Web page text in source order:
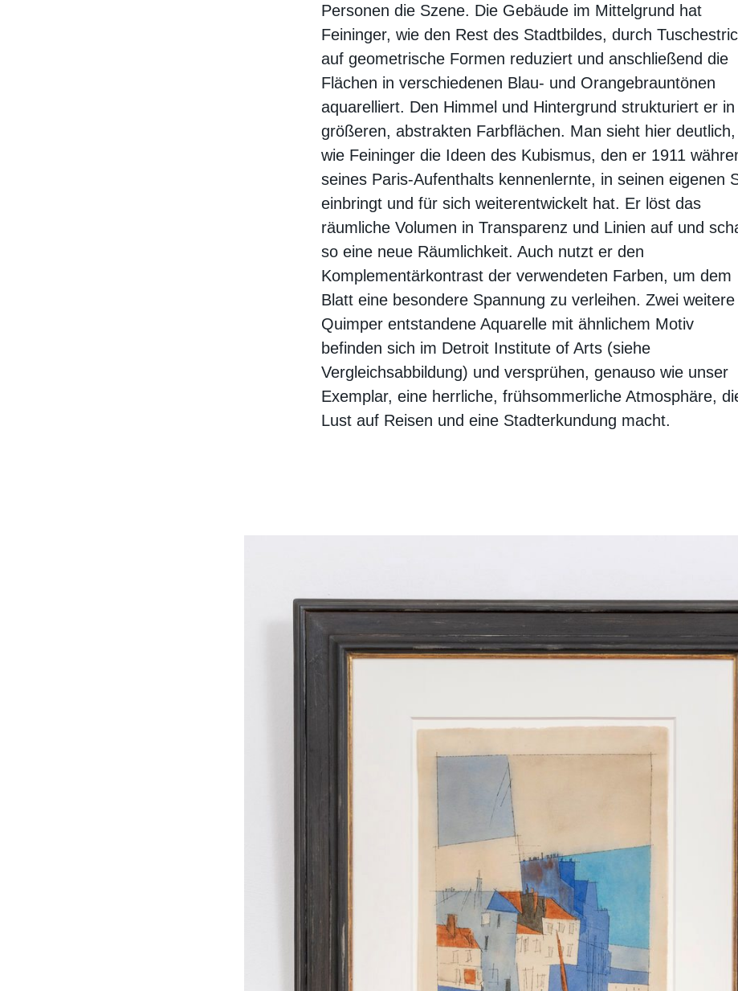
Personen die Szene. Die Gebäude im Mittelgrund hat
Feininger, wie den Rest des Stadtbildes, durch
auf geometrische Formen reduziert und anschließend die
Flächen in verschiedenen Blau- und Orangebrauntönen
aquarelliert. Den Himmel und Hintergrund strukturiert er in
größeren, abstrakten Farbflächen. Man sieht hier deutlich,
wie Feininger die Ideen des Kubismus, den er 1911
seines Paris-Aufenthalts kennenlernte, in seinen eigenen
einbringt und für sich weiterentwickelt hat. Er löst das
räumliche Volumen in Transparenz und Linien auf und
so eine neue Räumlichkeit. Auch nutzt er den
Komplementärkontrast der verwendeten Farben, um dem
Blatt eine besondere Spannung zu verleihen. Zwei weitere
Quimper entstandene Aquarelle mit ähnlichem Motiv
befinden sich im Detroit Institute of Arts (siehe
Vergleichsabbildung) und versprühen, genauso wie unser
Exemplar, eine herrliche, frühsommerliche Atmosphäre,
Lust auf Reisen und eine Stadterkundung macht.